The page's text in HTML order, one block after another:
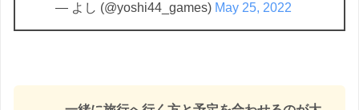
— よし (@yoshi44_games) May 25, 2022